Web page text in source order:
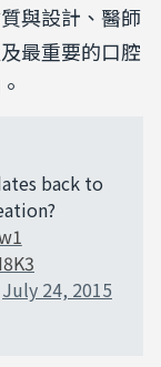
與設計、醫師
最重要的口腔
back to
July 24, 2015